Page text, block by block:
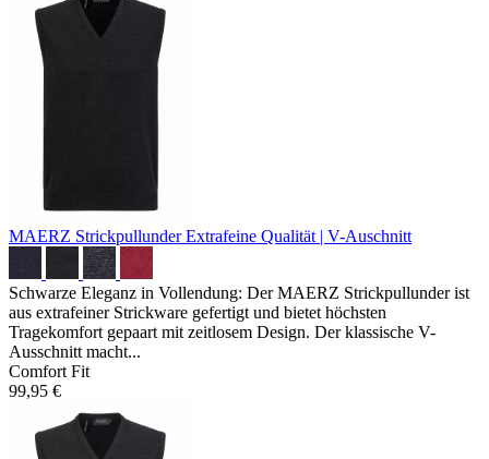
MAERZ StrickpullunderExtrafeine Qualität | V-Auschnitt
Schwarze Eleganz in Vollendung: Der MAERZ Strickpullunder ist
aus extrafeiner Strickware gefertigt und bietet höchsten
Tragekomfort gepaart mit zeitlosem Design. Der klassische V-
Ausschnitt macht...
Comfort Fit
99,95 €